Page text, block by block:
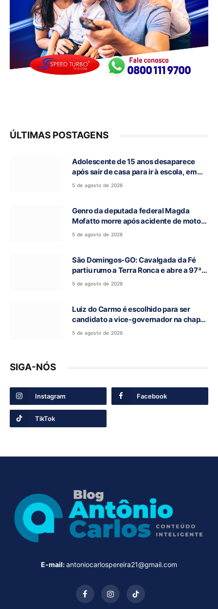
ÚLTIMAS POSTAGENS
Adolescente de 15 anos desaparece
após sair de casa para ir à escola, em
Campos Belos-GO
5 de agosto de 2026
Genro da deputada federal Magda
Mofatto morre após acidente de moto
na BR-153
5 de agosto de 2026
São Domingos-GO: Cavalgada da Fé
partiu rumo a Terra Ronca e abre a 97ª
Romaria do Bom Jesus da Lapa
5 de agosto de 2026
Luiz do Carmo é escolhido para ser
candidato a vice-governador na chapa
de Daniel Vilela
5 de agosto de 2026
SIGA-NÓS
Instagram Facebook
TikTok
E-mail:antoniocarlospereira21@gmail.com
FacebookInstagramTikTok